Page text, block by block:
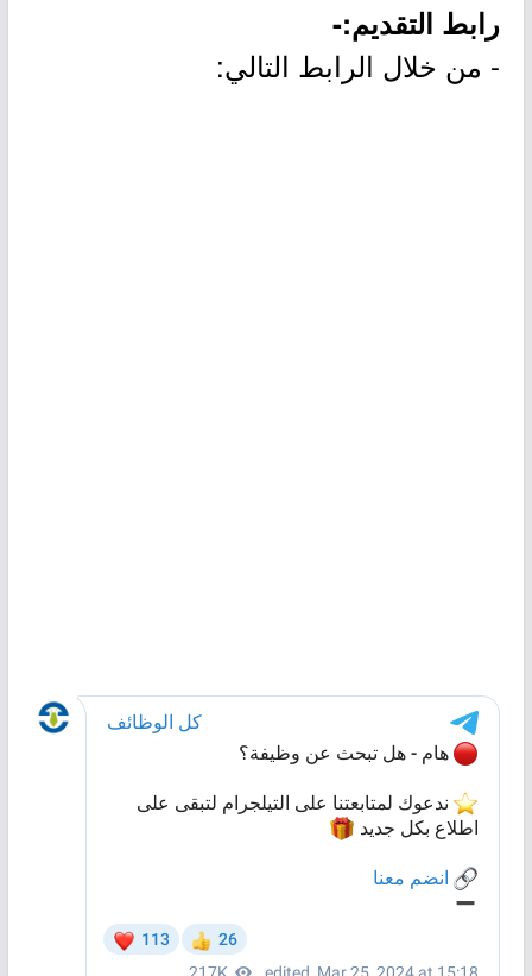
رابط التقديم:-
- من خلال الرابط التالي: